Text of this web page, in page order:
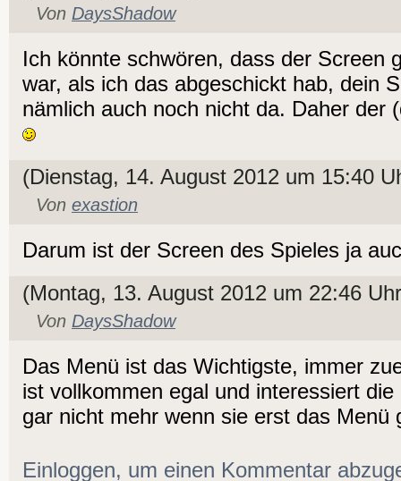
Von DaysShadow
Ich könnte schwören, dass der Screen
war, als ich das abgeschickt hab, dein
nämlich auch noch nicht da. Daher der
(Dienstag, 14. August 2012 um 15:40
Von exastion
Darum ist der Screen des Spieles ja
(Montag, 13. August 2012 um 22:46
Von DaysShadow
Das Menü ist das Wichtigste, immer
ist vollkommen egal und interessiert
gar nicht mehr wenn sie erst das Menü
Einloggen, um einen Kommentar